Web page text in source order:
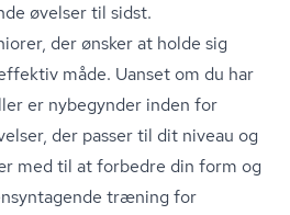
øvelser til sidst.
der ønsker at holde sig
måde. Uanset om du har
er nybegynder inden for
der passer til dit niveau og
med til at forbedre din form og
træning for